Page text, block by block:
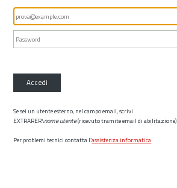
Accedi
Se sei un utente esterno, nel campo email, scrivi
EXTRARER\nome utente(ricevuto tramite email di abilitazione)
Per problemi tecnici contatta l’assistenza informatica.